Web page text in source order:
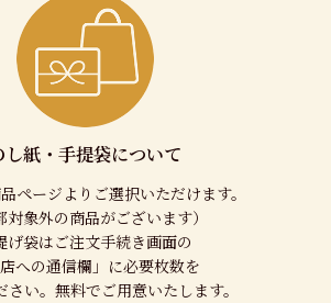
し紙・手提袋について
ページよりご選択いただけます。
対象外の商品がございます）
げ袋はご注文手続き画面の
店への通信欄」に必要枚数を
さい。無料でご用意いたします。